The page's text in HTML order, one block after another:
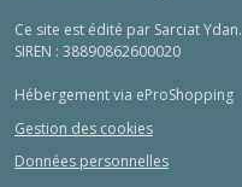
Ce site est édité par Sarciat Ydan.
SIREN : 38890862600020
Hébergement via eProShopping
Gestion des cookies
Données personnelles